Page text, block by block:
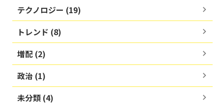
テクノロジー (19)
トレンド (8)
増配 (2)
政治 (1)
未分類 (4)